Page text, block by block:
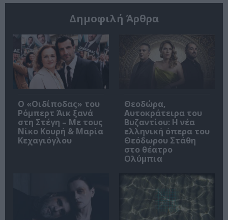
Δημοφιλή Άρθρα
O «Οιδίποδας» του
Ρόμπερτ Άικ ξανά
στη Στέγη – Με τους
Νίκο Κουρή & Μαρία
Κεχαγιόγλου
Θεοδώρα,
Αυτοκράτειρα του
Βυζαντίου: Η νέα
ελληνική όπερα του
Θεόδωρου Στάθη
στο θέατρο
Ολύμπια